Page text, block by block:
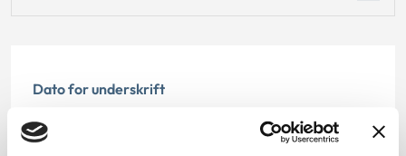
Dato for underskrift
15.02.1997